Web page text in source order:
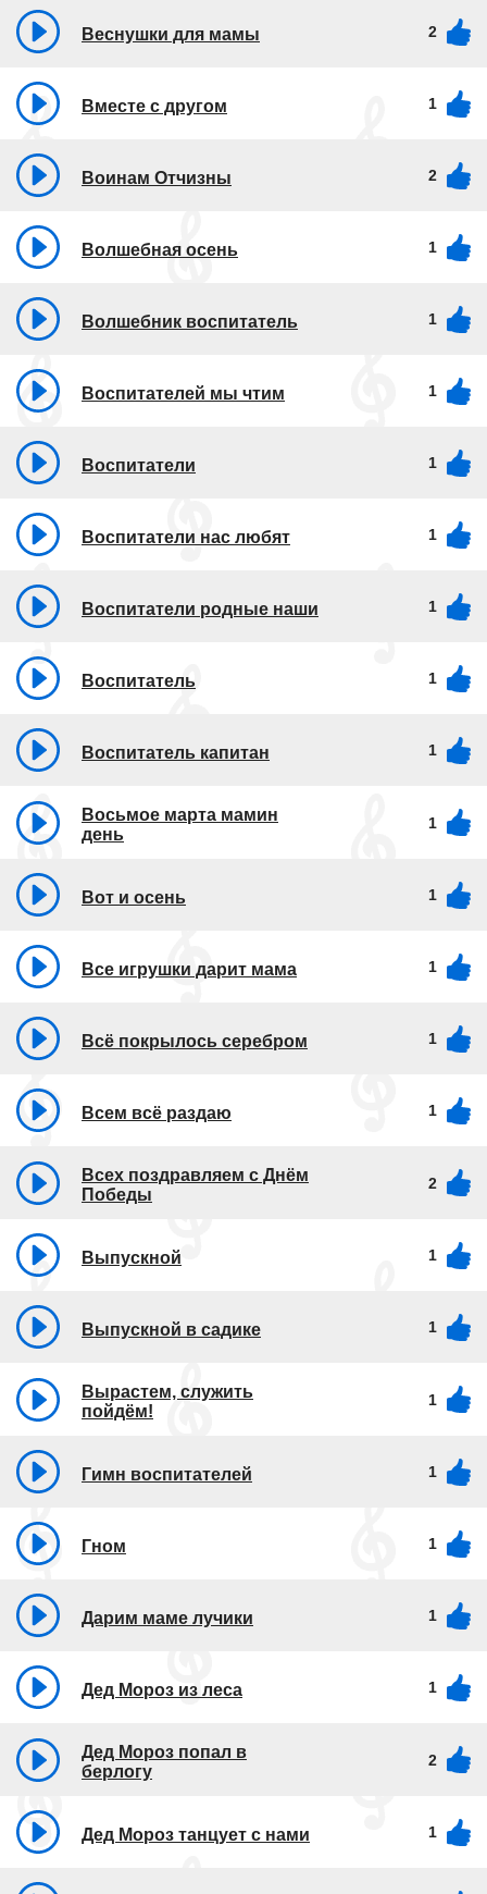
Веснушки для мамы 2
Вместе с другом 1
Воинам Отчизны 2
Волшебная осень 1
Волшебник воспитатель 1
Воспитателей мы чтим 1
Воспитатели 1
Воспитатели нас любят 1
Воспитатели родные наши 1
Воспитатель 1
Воспитатель капитан 1
Восьмое марта мамин
день
1
Вот и осень 1
Все игрушки дарит мама 1
Всё покрылось серебром 1
Всем всё раздаю 1
Всех поздравляем с Днём
Победы
2
Выпускной 1
Выпускной в садике 1
Вырастем, служить
пойдём!
1
Гимн воспитателей 1
Гном 1
Дарим маме лучики 1
Дед Мороз из леса 1
Дед Мороз попал в
берлогу
2
Дед Мороз танцует с нами 1